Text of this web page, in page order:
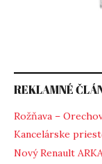
REKLAMNÉ
Rožňava –
Kancelárske
Nový Renault